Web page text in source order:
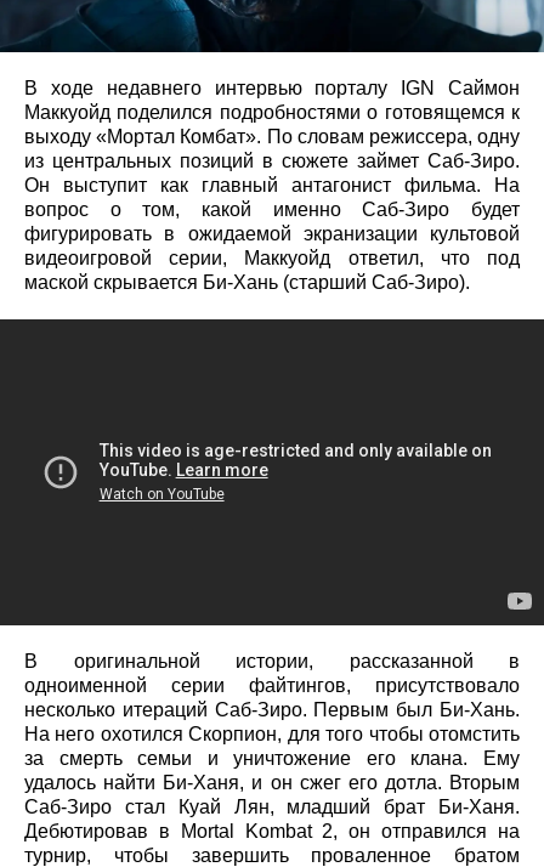
В ходе недавнего интервью порталу IGN Саймон
Маккуойд поделился подробностями о готовящемся к
выходу «Мортал Комбат». По словам режиссера, одну
из центральных позиций в сюжете займет Саб-Зиро.
Он выступит как главный антагонист фильма. На
вопрос о том, какой именно Саб-Зиро будет
фигурировать в ожидаемой экранизации культовой
видеоигровой серии, Маккуойд ответил, что под
маской скрывается Би-Хань (старший Саб-Зиро).
В оригинальной истории, рассказанной в
одноименной серии файтингов, присутствовало
несколько итераций Саб-Зиро. Первым был Би-Хань.
На него охотился Скорпион, для того чтобы отомстить
за смерть семьи и уничтожение его клана. Ему
удалось найти Би-Ханя, и он сжег его дотла. Вторым
Саб-Зиро стал Куай Лян, младший брат Би-Ханя.
Дебютировав в Mortal Kombat 2, он отправился на
турнир, чтобы завершить проваленное братом